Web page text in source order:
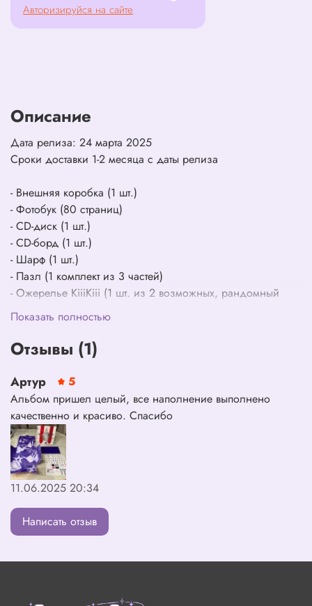
Авторизируйся на сайте
Описание
Дата релиза: 24 марта 2025
Сроки доставки 1-2 месяца с даты релиза
- Внешняя коробка (1 шт.)
- Фотобук (80 страниц)
- CD-диск (1 шт.)
- CD-борд (1 шт.)
- Шарф (1 шт.)
- Пазл (1 комплект из 3 частей)
- Ожерелье KiiiKiii (1 шт. из 2 возможных, рандомный
выбор)
- Материал: эмблема – сплав, цепочка – нержавеющая
сталь
- Фотокарта (1 шт. из 5 возможных, рандомный выбор)
- Юнит-фотокарта (1 шт. из 5 возможных, рандомный
выбор)
- Декоративный стикер (1 шт.)
Показать полностью
Отзывы (1)
Артур
5
Альбом пришел целый, все наполнение выполнено
качественно и красиво. Спасибо
11.06.2025 20:34
Написать отзыв